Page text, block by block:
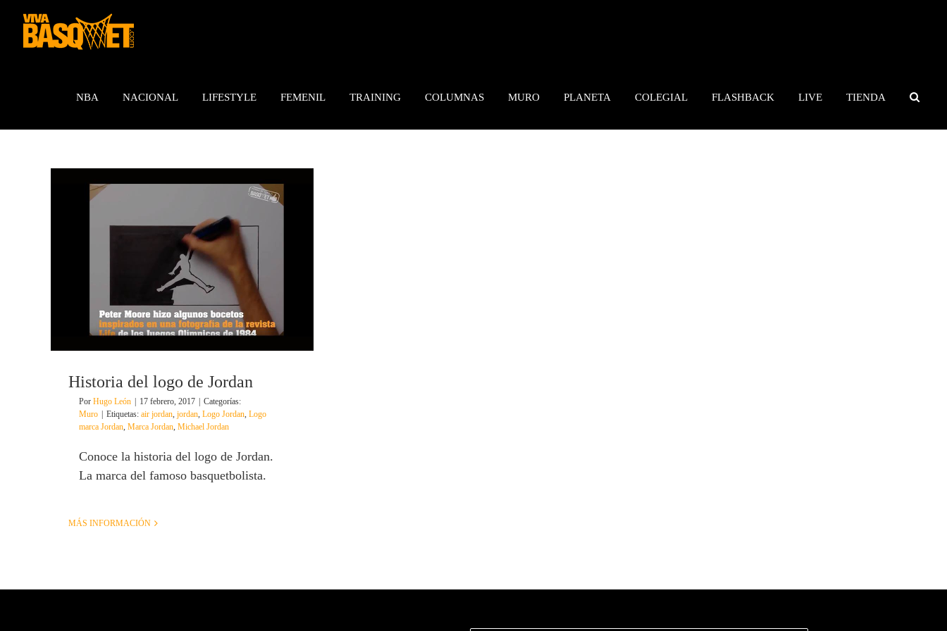
contenido
NBA NACIONAL LIFESTYLE FEMENIL TRAINING COLUMNAS MURO PLANETA COLEGIAL FLASHBACK LIVE TIENDA
Historia del logo de Jordan
Por Hugo León 17 febrero, 2017
Categorías:
Muro
Etiquetas: air jordan, jordan, Logo Jordan, Logo
marca Jordan, Marca Jordan, Michael Jordan
Conoce la historia del logo de Jordan.
La marca del famoso basquetbolista.
MÁS INFORMACIÓN